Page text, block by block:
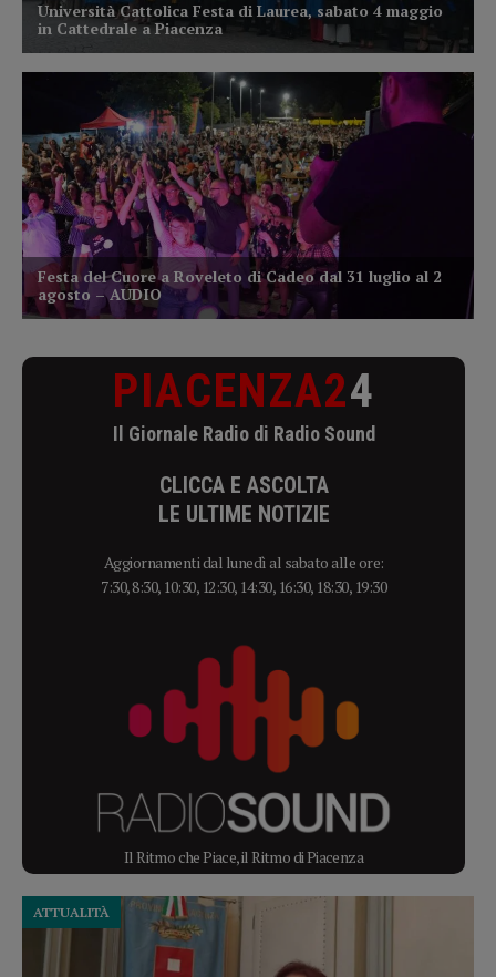
PIACENZA24
Il Giornale Radio di Radio Sound
CLICCA E ASCOLTA
LE ULTIME NOTIZIE
Aggiornamenti dal lunedì al sabato alle ore:
7:30, 8:30, 10:30, 12:30, 14:30, 16:30, 18:30, 19:30
Il Ritmo che Piace, il Ritmo di Piacenza
ATTUALITÀ